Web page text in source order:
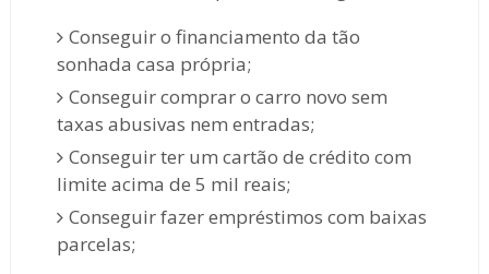
Conseguir o financiamento da tão
sonhada casa própria;
Conseguir comprar o carro novo sem
taxas abusivas nem entradas;
Conseguir ter um cartão de crédito com
limite acima de 5 mil reais;
Conseguir fazer empréstimos com baixas
parcelas;